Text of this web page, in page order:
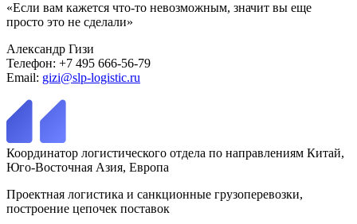
«Если вам кажется что-то невозможным, значит вы еще
просто это не сделали»
Александр Гизи
Телефон: +7 495 666-56-79
Email: gizi@slp-logistic.ru
Координатор логистического отдела по направлениям Китай,
Юго-Восточная Азия, Европа
Проектная логистика и санкционные грузоперевозки,
построение цепочек поставок